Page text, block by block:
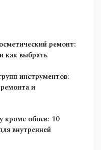
ремонт:
как выбрать
инструментов:
и
кроме обоев: 10
внутренней